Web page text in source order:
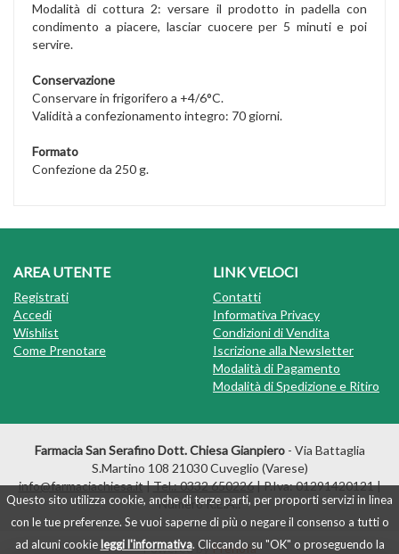
Questo sito utilizza cookie, anche di terze parti, per proporti servizi in linea
con le tue preferenze. Se vuoi saperne di più o negare il consenso a tutti o
ad alcuni cookieleggi l'informativa. Cliccando su "OK" o proseguendo la
Modalità di cottura 2: versare il prodotto in padella con
condimento a piacere, lasciar cuocere per 5 minuti e poi
servire.
Conservazione
Conservare in frigorifero a +4/6°C.
Validità a confezionamento integro: 70 giorni.
Formato
Confezione da 250 g.
AREA UTENTE
Registrati
Accedi
Wishlist
Come Prenotare
LINK VELOCI
Contatti
Informativa Privacy
Condizioni di Vendita
Iscrizione alla Newsletter
Modalità di Pagamento
Modalità di Spedizione e Ritiro
Farmacia San Serafino Dott. Chiesa Gianpiero - Via Battaglia
S.Martino 108 21030 Cuveglio (Varese)
info@farmaciachiesa.it|Tel.: 0332 650226| P.Iva: 01291420121 |
Numero R.E.A.:
Powered byPrenofa